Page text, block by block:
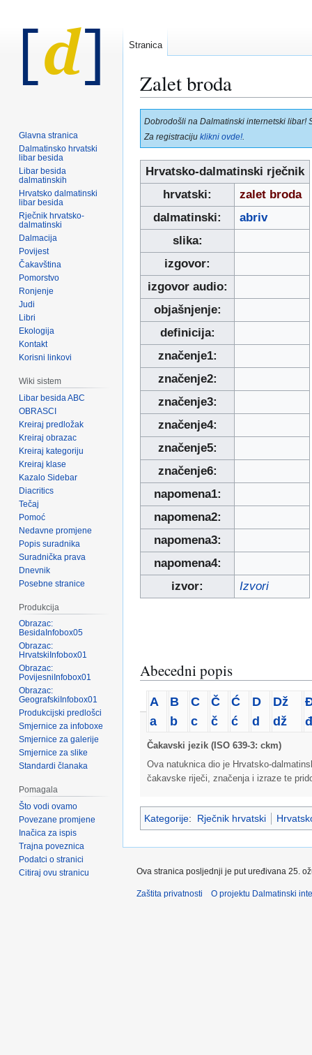
Zalet broda
Prijeđi
na
navigaciju
Prijeđi
na
pretraživanje
Dobrodošli na Dalmatinski internetski libar!
Za registraciju klikni ovde!
Hrvatsko-dalmatinski rječnik
hrvatski:
zalet broda
dalmatinski:
abriv
slika:
izgovor:
izgovor audio:
objašnjenje:
definicija:
značenje1:
značenje2:
značenje3:
značenje4:
značenje5:
značenje6:
napomena1:
napomena2:
napomena3:
napomena4:
izvor:
Izvori
Abecedni popis
A
a
B
b
C
c
Č
č
Ć
ć
D
d
Dž
dž
đ
Čakavski jezik (ISO 639-3: ckm)
Ova natuknica dio je Hrvatsko-
čakavske riječi, značenja i izraze te
Kategorije: Rječnik hrvatski
Stranica
Glavna stranica
Dalmatinsko hrvatski
libar besida
Libar besida
dalmatinskih
Hrvatsko dalmatinski
libar besida
Rječnik hrvatsko-
dalmatinski
Dalmacija
Povijest
Čakavština
Pomorstvo
Ronjenje
Judi
Libri
Ekologija
Kontakt
Korisni linkovi
Wiki sistem
Libar besida ABC
OBRASCI
Kreiraj predložak
Kreiraj obrazac
Kreiraj kategoriju
Kreiraj klase
Kazalo Sidebar
Diacritics
Tečaj
Pomoć
Nedavne promjene
Popis suradnika
Suradnička prava
Dnevnik
Posebne stranice
Produkcija
Obrazac:
BesidaInfobox05
Obrazac:
HrvatskiInfobox01
Obrazac:
PovijesniInfobox01
Obrazac:
GeografskiInfobox01
Produkcijski predlošci
Smjernice za infoboxe
Smjernice za galerije
Smjernice za slike
Standardi članaka
Pomagala
Što vodi ovamo
Povezane promjene
Inačica za ispis
Trajna poveznica
Podatci o stranici
Citiraj ovu stranicu
Ova stranica posljednji je put uređivana 25.
Zaštita privatnosti O projektu Dalmatinski